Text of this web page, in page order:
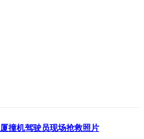
撞机驾驶员现场抢救照片